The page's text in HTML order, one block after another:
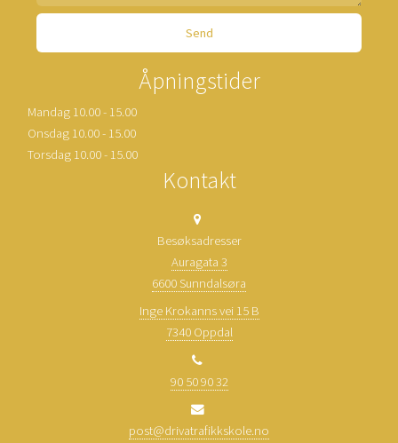
Åpningstider
Mandag 10.00 - 15.00
Onsdag 10.00 - 15.00
Torsdag 10.00 - 15.00
Kontakt
Besøksadresser
Auragata 3
6600 Sunndalsøra
Inge Krokanns vei 15 B
7340 Oppdal
90 50 90 32
post@drivatrafikkskole.no